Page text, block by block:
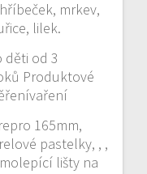
mrkev,
lilek.
děti od 3
Produktové
165mm,
pastelky, , ,
lišty na